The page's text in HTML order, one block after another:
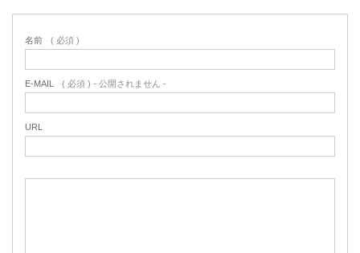
名前 ( 必須 )
E-MAIL ( 必須 ) - 公開されません -
URL